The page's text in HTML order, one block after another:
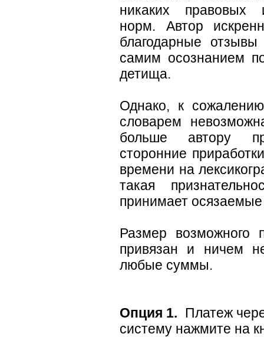
никаких правовых
норм. Автор
благодарные
самим осознанием
детища.
Однако, к
словарем
больше автору
сторонние
времени на
такая
принимает
Размер возможного
привязан и ничем
любые суммы.
Опция 1. Платеж
систему нажмите на